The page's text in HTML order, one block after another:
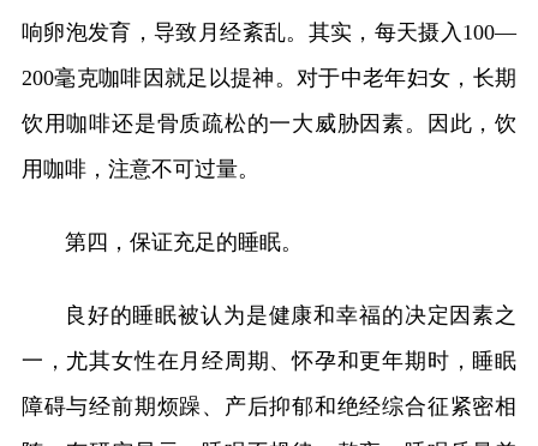
响卵泡发育，导致月经紊乱。其实，每天摄入100—
200毫克咖啡因就足以提神。对于中老年妇女，长期
饮用咖啡还是骨质疏松的一大威胁因素。因此，饮
用咖啡，注意不可过量。
第四，保证充足的睡眠。
良好的睡眠被认为是健康和幸福的决定因素之
一，尤其女性在月经周期、怀孕和更年期时，睡眠
障碍与经前期烦躁、产后抑郁和绝经综合征紧密相